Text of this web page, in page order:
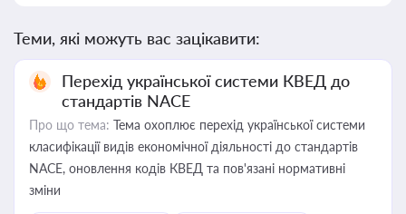
Теми, які можуть вас зацікавити:
Перехід української системи КВЕД до
стандартів NACE
Про що тема: Тема охоплює перехід української системи
класифікації видів економічної діяльності до стандартів
NACE, оновлення кодів КВЕД та пов'язані нормативні
зміни